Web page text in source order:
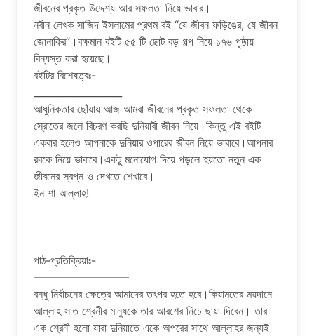
জীবনের প্রকৃত উদ্দেশ্য আর সফলতা নিয়ে ভাবার।
নবীন লেখক সাজিদ ইসলামের প্রথম বই “যে জীবন ফড়িঙের, যে জীবন
জোনাকির”।বক্ষমান বইটি ৫৫ টি ছোট বড় গল্প নিয়ে ১৭৬ পৃষ্ঠায়
বিন্যস্ত করা হয়েছে।
বইটির বিশেষত্বঃ-
আধুনিকতার ছোঁয়ায় আজ আমরা জীবনের প্রকৃত সফলতা থেকে
স্রোতের জলে বিচরণ করছি দুনিয়াবী জীবন নিয়ে।কিন্তু এই বইটি
একবার হলেও আপনাকে দুনিয়ার ওপারের জীবন নিয়ে ভাবাবে।আপনার
রবকে নিয়ে ভাবাবে।একটু মনোযোগ দিয়ে পড়লে হয়তো নতুন এক
জীবনের স্বপ্ন ও দেখতে শেখাবে।
ইন শা আল্লাহ!
পাঠ-প্রতিক্রিয়াঃ-
———————–—
বন্ধু নির্বাচনের ক্ষেত্রে আমাদের তৎপর হতে হবে।কিয়ামতের ময়দানে
আল্লাহ সাত শ্রেনীর মানুষকে তার আরশের নিচে ছায়া দিবেন। তার
এক শ্রেনী হলো যারা দুনিয়াতে একে অপরের সাথে আল্লাহর জন্যই